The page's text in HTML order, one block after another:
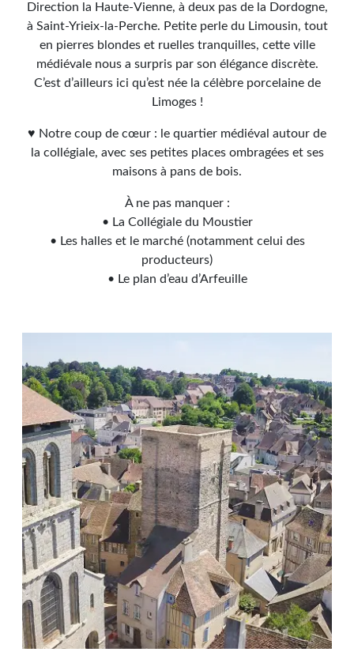
Direction la Haute-Vienne, à deux pas de la Dordogne,
à Saint-Yrieix-la-Perche. Petite perle du Limousin, tout
en pierres blondes et ruelles tranquilles, cette ville
médiévale nous a surpris par son élégance discrète.
C’est d’ailleurs ici qu’est née la célèbre porcelaine de
Limoges !
♥ Notre coup de cœur : le quartier médiéval autour de
la collégiale, avec ses petites places ombragées et ses
maisons à pans de bois.
À ne pas manquer :
• La Collégiale du Moustier
• Les halles et le marché (notamment celui des
producteurs)
• Le plan d’eau d’Arfeuille